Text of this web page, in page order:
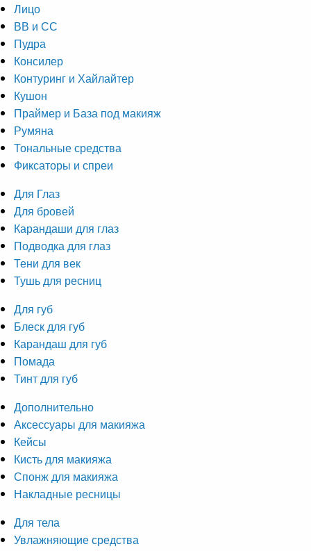
Лицо
ВВ и СС
Пудра
Консилер
Контуринг и Хайлайтер
Кушон
Праймер и База под макияж
Румяна
Тональные средства
Фиксаторы и спреи
Для Глаз
Для бровей
Карандаши для глаз
Подводка для глаз
Тени для век
Тушь для ресниц
Для губ
Блеск для губ
Карандаш для губ
Помада
Тинт для губ
Дополнительно
Аксессуары для макияжа
Кейсы
Кисть для макияжа
Спонж для макияжа
Накладные ресницы
Для тела
Увлажняющие средства